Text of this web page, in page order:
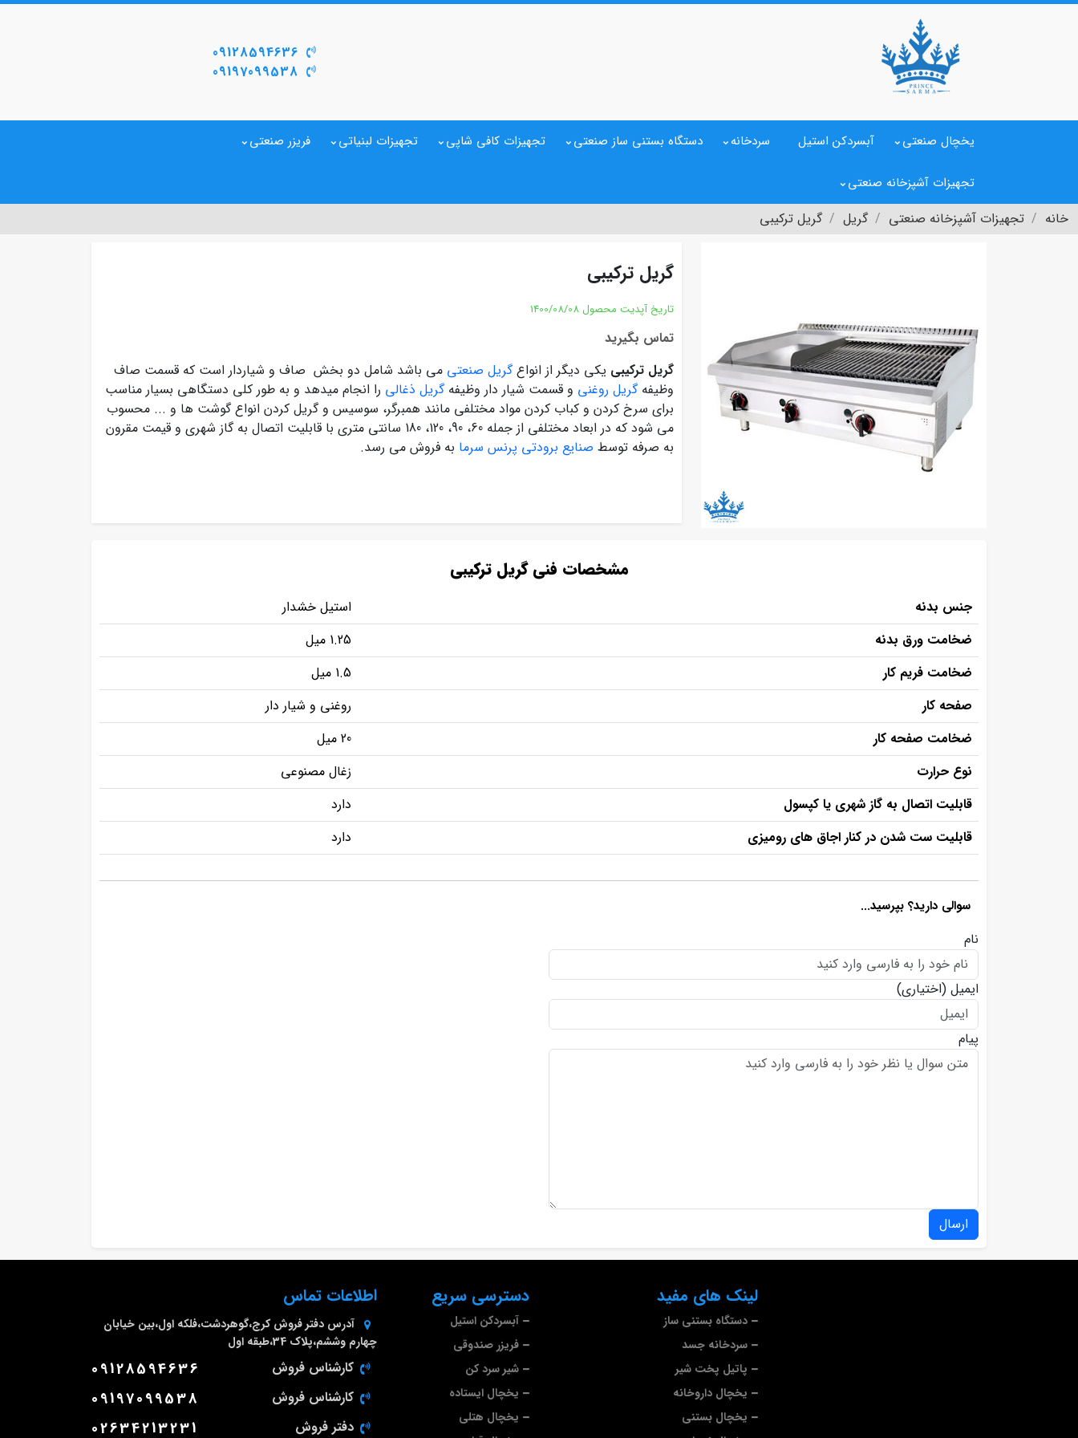
09128594636
09197099538
یخچال صنعتی آبسردکن استیل سردخانه دستگاه بستنی ساز صنعتی تجهیزات کافی شاپی تجهیزات لبنیاتی فریزر صنعتی
تجهیزات آشپزخانه صنعتی
خانه تجهیزات آشپزخانه صنعتی گریل گریل ترکیبی
گریل ترکیبی
تاریخ آپدیت محصول 1400/08/08
تماس بگیرید
گریل ترکیبی یکی دیگر از انواعگریل صنعتی می باشد شامل دو بخش صاف و شیاردار است که قسمت صاف
وظیفهگریل روغنی و قسمت شیار دار وظیفهگریل ذغالی را انجام میدهد و به طور کلی دستگاهی بسیار مناسب
برای سرخ کردن و کباب کردن مواد مختلفی مانند همبرگر، سوسیس و گریل کردن انواع گوشت ها و ... محسوب
می شود که در ابعاد مختلفی از جمله 60، 90، 120، 180 سانتی متری با قابلیت اتصال به گاز شهری و قیمت مقرون
به صرفه توسط صنایع برودتی پرنس سرما به فروش می رسد.
مشخصات فنی گریل ترکیبی
جنس بدنه
استیل خشدار
ضخامت ورق بدنه
1.25 میل
ضخامت فریم کار
1.5 میل
صفحه کار
روغنی و شیار دار
ضخامت صفحه کار
20 میل
نوع حرارت
زغال مصنوعی
قابلیت اتصال به گاز شهری یا کپسول
دارد
قابلیت ست شدن در کنار اجاق های رومیزی
دارد
سوالی دارید؟ بپرسید...
نام
ایمیل (اختیاری)
پیام
ارسال
لینک های مفید
دستگاه بستنی ساز
سردخانه جسد
پاتیل پخت شیر
یخچال داروخانه
یخچال بستنی
دسترسی سریع
آبسردکن استیل
فریزر صندوقی
شیر سرد کن
یخچال ایستاده
یخچال هتلی
اطلاعات تماس
آدرس دفتر فروش کرج،گوهردشت،فلکه اول،بین خیابان
چهارم وششم،پلاک 34،طبقه اول
کارشناس فروش 09128594636
کارشناس فروش 09197099538
دفتر فروش 02634213231